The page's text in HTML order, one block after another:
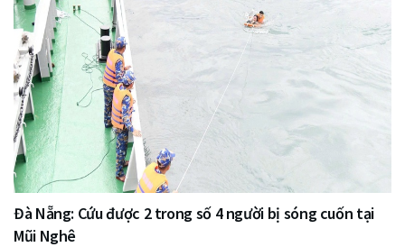
Đà Nẵng: Cứu được 2 trong số 4 người bị sóng cuốn tại
Mũi Nghê